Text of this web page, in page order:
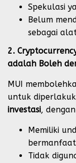
Spekulasi
Belum
sebagai
2.
adalah Boleh
MUI
untuk
investasi,
Memiliki
bermanfaat
Tidak